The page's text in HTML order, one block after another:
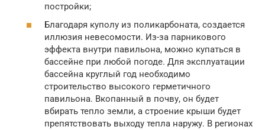
постройки;
Благодаря куполу из поликарбоната, создается
иллюзия невесомости. Из-за парникового
эффекта внутри павильона, можно купаться в
бассейне при любой погоде. Для эксплуатации
бассейна круглый год необходимо
строительство высокого герметичного
павильона. Вкопанный в почву, он будет
вбирать тепло земли, а строение крыши будет
препятствовать выходу тепла наружу. В регионах